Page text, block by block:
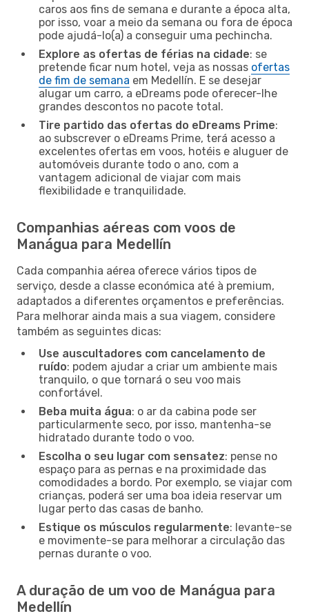
caros aos fins de semana e durante a época alta,
por isso, voar a meio da semana ou fora de época
pode ajudá-lo(a) a conseguir uma pechincha.
Explore as ofertas de férias na cidade: se
pretende ficar num hotel, veja as nossas ofertas
de fim de semana em Medellín. E se desejar
alugar um carro, a eDreams pode oferecer-lhe
grandes descontos no pacote total.
Tire partido das ofertas do eDreams Prime:
ao subscrever o eDreams Prime, terá acesso a
excelentes ofertas em voos, hotéis e aluguer de
automóveis durante todo o ano, com a
vantagem adicional de viajar com mais
flexibilidade e tranquilidade.
Companhias aéreas com voos de
Manágua para Medellín
Cada companhia aérea oferece vários tipos de
serviço, desde a classe económica até à premium,
adaptados a diferentes orçamentos e preferências.
Para melhorar ainda mais a sua viagem, considere
também as seguintes dicas:
Use auscultadores com cancelamento de
ruído: podem ajudar a criar um ambiente mais
tranquilo, o que tornará o seu voo mais
confortável.
Beba muita água: o ar da cabina pode ser
particularmente seco, por isso, mantenha-se
hidratado durante todo o voo.
Escolha o seu lugar com sensatez: pense no
espaço para as pernas e na proximidade das
comodidades a bordo. Por exemplo, se viajar com
crianças, poderá ser uma boa ideia reservar um
lugar perto das casas de banho.
Estique os músculos regularmente: levante-se
e movimente-se para melhorar a circulação das
pernas durante o voo.
A duração de um voo de Manágua para
Medellín